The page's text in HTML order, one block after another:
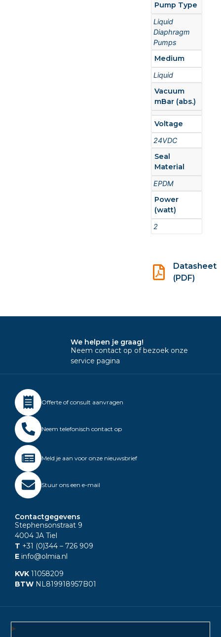
Pump Type
Liquid
Diaphragm
Pumps
Medium
Liquid
Vacuum
mBar (abs.)
Voltage
24VDC
Seal
Material
EPDM
Power
(watt)
2
Datasheet
(PDF)
We helpen je graag!
Neem contact op of bezoek onze
service pagina
Offerte of consult aanvragen
Neem telefonisch contact op
Meld je aan voor onze nieuwsbrief
Stuur ons een e-mail
Contactgegevens
Stephensonstraat 9
4004 JA Tiel
T +31 (0)344 – 726 909
E info@olmia.nl
KVK 11058209
BTW NL819918957B01